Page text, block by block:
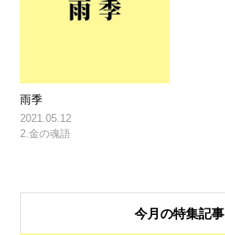
雨季
2021.05.12
2.金の魂語
今月の特集記事